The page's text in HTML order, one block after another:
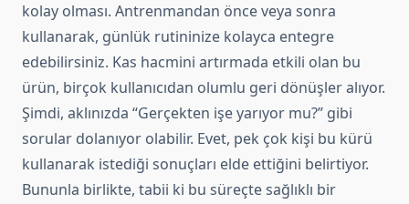
kolay olması. Antrenmandan önce veya sonra
kullanarak, günlük rutininize kolayca entegre
edebilirsiniz. Kas hacmini artırmada etkili olan bu
ürün, birçok kullanıcıdan olumlu geri dönüşler alıyor.
Şimdi, aklınızda “Gerçekten işe yarıyor mu?” gibi
sorular dolanıyor olabilir. Evet, pek çok kişi bu kürü
kullanarak istediği sonuçları elde ettiğini belirtiyor.
Bununla birlikte, tabii ki bu süreçte sağlıklı bir